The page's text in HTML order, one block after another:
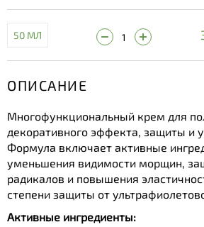
50 МЛ
ОПИСАНИЕ
Многофункциональный крем для
декоративного эффекта, защиты и
Формула включает активные
уменьшения видимости морщин,
радикалов и повышения
степени защиты от
Активные ингредиенты: